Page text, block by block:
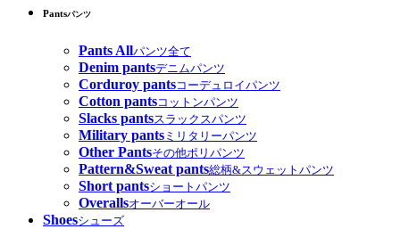
Pantsパンツ
Pants Allパンツ全て
Denim pantsデニムパンツ
Corduroy pantsコーデュロイパンツ
Cotton pantsコットンパンツ
Slacks pantsスラックスパンツ
Military pants ミリタリーパンツ
Other Pantsその他ポリパンツ
Pattern&Sweat pants総柄&スウェットパンツ
Short pantsショートパンツ
Overallsオーバーオール
Shoesシューズ